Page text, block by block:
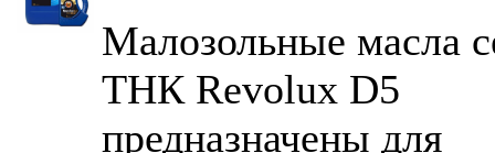
Малозольные масла
ТНК Revolux D5
предназначены для